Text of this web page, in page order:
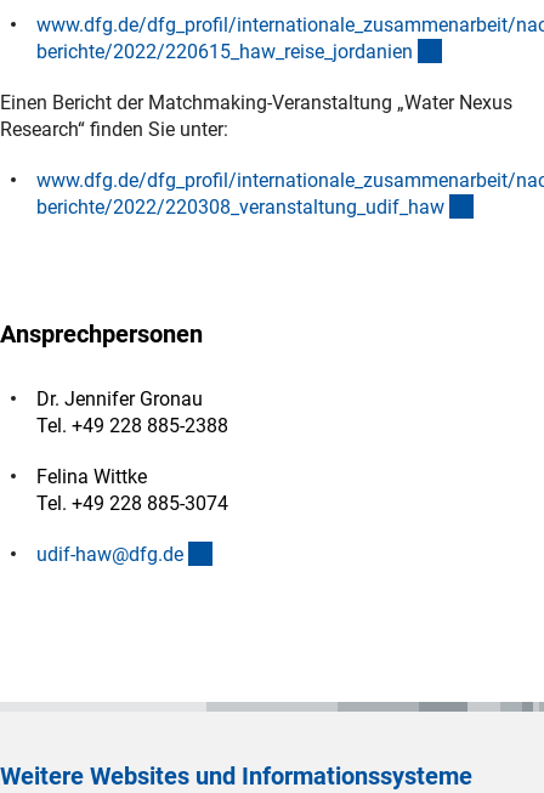
www.dfg.de/dfg_profil/internationale_zusammenarbeit/
berichte/2022/220615_haw_reise_jordanien
Einen Bericht der Matchmaking-Veranstaltung „Water Nexus
Research“ finden Sie unter:
www.dfg.de/dfg_profil/internationale_zusammenarbeit/
berichte/2022/220308_veranstaltung_udif_haw
Ansprechpersonen
Dr. Jennifer Gronau
Tel. +49 228 885-2388
Felina Wittke
Tel. +49 228 885-3074
udif-haw@dfg.de
Weitere Websites und Informationssysteme